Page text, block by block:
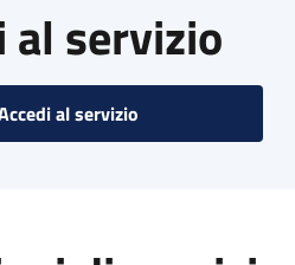
al servizio
al servizio